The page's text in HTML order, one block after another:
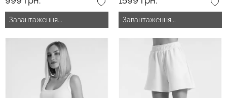
Завантаження... Завантаження...